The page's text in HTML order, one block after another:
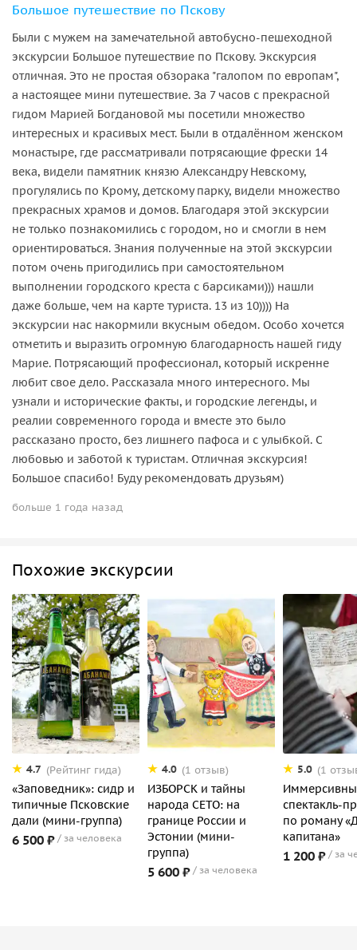
Большое путешествие по Пскову
Были с мужем на замечательной автобусно-пешеходной
экскурсии Большое путешествие по Пскову. Экскурсия
отличная. Это не простая обзорака "галопом по европам",
а настоящее мини путешествие. За 7 часов с прекрасной
гидом Марией Богдановой мы посетили множество
интересных и красивых мест. Были в отдалённом женском
монастыре, где рассматривали потрясающие фрески 14
века, видели памятник князю Александру Невскому,
прогулялись по Крому, детскому парку, видели множество
прекрасных храмов и домов. Благодаря этой экскурсии
не только познакомились с городом, но и смогли в нем
ориентироваться. Знания полученные на этой экскурсии
потом очень пригодились при самостоятельном
выполнении городского креста с барсиками))) нашли
даже больше, чем на карте туриста. 13 из 10)))) На
экскурсии нас накормили вкусным обедом. Особо хочется
отметить и выразить огромную благодарность нашей гиду
Марие. Потрясающий профессионал, который искренне
любит свое дело. Рассказала много интересного. Мы
узнали и исторические факты, и городские легенды, и
реалии современного города и вместе это было
рассказано просто, без лишнего пафоса и с улыбкой. С
любовью и заботой к туристам. Отличная экскурсия!
Большое спасибо! Буду рекомендовать друзьям)
больше 1 года назад
Похожие экскурсии
4.7 (Рейтинг гида)
«Заповедник»: сидр и
типичные Псковские
дали (мини-группа)
6 500 ₽ за человека
4.0 (1 отзыв)
ИЗБОРСК и тайны
народа СЕТО: на
границе России и
Эстонии (мини-
группа)
5 600 ₽ за человека
5.0 (1
спектакль-
по роману
капитана»
1 200 ₽ за